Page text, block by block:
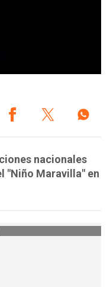
nacionales
"Niño Maravilla" en